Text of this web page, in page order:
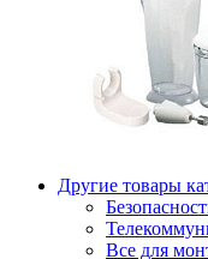
Другие товары
Все для